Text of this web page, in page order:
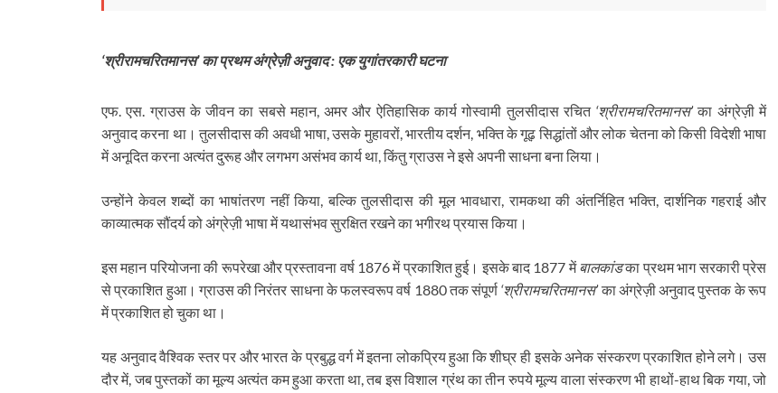
‘श्रीरामचरितमानस’ का प्रथम अंग्रेज़ी अनुवाद : एक युगांतरकारी घटना
एफ. एस. ग्राउस के जीवन का सबसे महान, अमर और ऐतिहासिक कार्य गोस्वामी तुलसीदास रचित ‘श्रीरामचरितमानस’का अंग्रेज़ी में
अनुवाद करना था। तुलसीदास की अवधी भाषा, उसके मुहावरों, भारतीय दर्शन, भक्ति के गूढ़ सिद्धांतों और लोक चेतना को किसी विदेशी भाषा
में अनूदित करना अत्यंत दुरूह और लगभग असंभव कार्य था, किंतु ग्राउस ने इसे अपनी साधना बना लिया।
उन्होंने केवल शब्दों का भाषांतरण नहीं किया, बल्कि तुलसीदास की मूल भावधारा, रामकथा की अंतर्निहित भक्ति, दार्शनिक गहराई और
काव्यात्मक सौंदर्य को अंग्रेज़ी भाषा में यथासंभव सुरक्षित रखने का भगीरथ प्रयास किया।
इस महान परियोजना की रूपरेखा और प्रस्तावना वर्ष 1876 में प्रकाशित हुई। इसके बाद 1877 मेंबालकांडका प्रथम भाग सरकारी प्रेस
से प्रकाशित हुआ। ग्राउस की निरंतर साधना के फलस्वरूप वर्ष 1880 तक संपूर्ण ‘श्रीरामचरितमानस’का अंग्रेज़ी अनुवाद पुस्तक के रूप
में प्रकाशित हो चुका था।
यह अनुवाद वैश्विक स्तर पर और भारत के प्रबुद्ध वर्ग में इतना लोकप्रिय हुआ कि शीघ्र ही इसके अनेक संस्करण प्रकाशित होने लगे। उस
दौर में, जब पुस्तकों का मूल्य अत्यंत कम हुआ करता था, तब इस विशाल ग्रंथ का तीन रुपये मूल्य वाला संस्करण भी हाथों-हाथ बिक गया, जो